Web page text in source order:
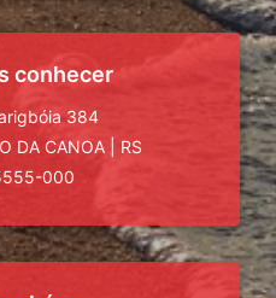
conhecer
384
DA CANOA
RS
000